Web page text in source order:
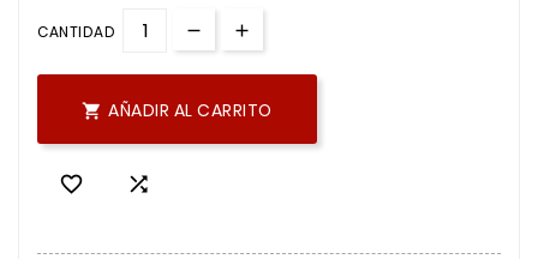
CANTIDAD
 AÑADIR AL CARRITO
 